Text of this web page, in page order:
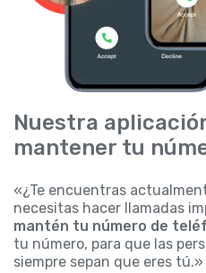
Nuestra
mantener tu
«¿Te encuentras
necesitas hacer llamadas
mantén tu número de
tu número, para que las
siempre sepan que eres tú.»